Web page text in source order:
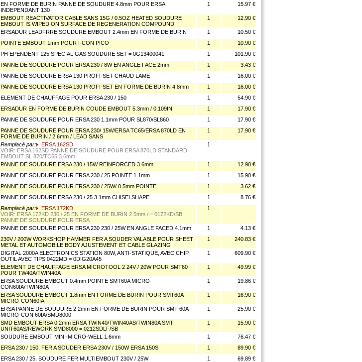
EN FORME DE BURIN PANNE DE SOUDURE 4.8mm POUR ERSA
INDEPENDANT 130
1 15.97 €
EMBOUT REACTIVATOR CABLE SANS 15G / 0.5OZ HEATED SOUDURE
EMBOUT IS WIPED ON SURFACE DE REGENERATION COMPOUND
1 12.90 €
ERSADUR LEADFRRE SOUDURE EMBOUT 2.4mm EN FORME DE BURIN 1
10.50 €
POINTE EMBOUT 1mm POUR I-CON PICO 1
10.90 €
PH EPENDENT 125 SPECIAL GAS SOUDURE SET = 0G13400041 1
101.90 €
PANNE DE SOUDURE POUR ERSA 230 / 8W EN ANGLE FACE 2mm 1
3.43 €
PANNE DE SOUDURE ERSA 130 PROFI-SET CHAUD LAME 1
16.00 €
PANNE DE SOUDURE ERSA 130 PROFI-SET EN FORME DE BURIN 4.8mm 1
16.00 €
ELEMENT DE CHAUFFAGE POUR ERSA 230 / 150 1
54.90 €
ERSADUR EN FORME DE BURIN COUDE EMBOUT 5.3mm / 0.109IN 1
17.90 €
PANNE DE SOUDURE POUR ERSA 230 1.1mm POUR SL870/SL860 1
17.90 €
PANNE DE SOUDURE POUR ERSA 230/ 15W/ERSA TC65/ERSA 870LD EN
FORME DE BURIN / 2.6mm / LEAD SANS
1 17.90 €
Remplacé par:
ERSA 162SD
VOIR: ERSA 162SD PANNE DE SOUDURE POUR ERSA 870LD STANDARD
EMBOUT SL 870/TC65 3.6mm
1
PANNE DE SOUDURE ERSA 230 / 15W REINFORCED 3.6mm 1
12.90 €
PANNE DE SOUDURE POUR ERSA 230 / 25 POINTE 1.1mm 1
15.90 €
PANNE DE SOUDURE POUR ERSA 230 / 25W/ 0.5mm POINTE 1
3.62 €
PANNE DE SOUDURE ERSA 230 / 25 3.1mm CHISELSHAPE 1
8.76 €
Remplacé par:
ERSA 172KD
VOIR: ERSA 172KD 230 / 25 EN FORME DE BURIN 2.5mm / = 0172KD/SB
PANNE DE SOUDURE POUR ERSA
1
PANNE DE SOUDURE POUR ERSA 230 230 / 25W EN ANGLE FACED 4.1mm 1
4.13 €
230V / 200W WORKSHOP HAMMER FER A SOUDER VALABLE POUR SHEET
METAL ET AUTOMOBILE BODY AJUSTEMENT ET CABLE GLAZING
1 240.83 €
DIGITAL 2000A ELECTRONICS STATION 80W, ANTI-STATIQUE, AVEC CHIP
OUTIL AVEC TIPS 0422MD = 0DIG20A45
1 609.90 €
ELEMENT DE CHAUFFAGE ERSA MICROTOOL 2 24V / 20W POUR SMT60
POUR TW40A/TWIN40A
1 49.99 €
ERSA SOUDURE EMBOUT 0.4mm POINTE SMT60A MICRO-
CON60IA/TWIN80A
1 19.86 €
ERSA SOUDURE EMBOUT 1.8mm EN FORME DE BURIN POUR SMT60A
MICRO-CON60IA
1 16.90 €
ERSA PANNE DE SOUDURE 2.2mm EN FORME DE BURIN POUR SMT 60A
MICRO-CON 60IA/SMD8000
1 25.90 €
SMD EMBOUT ERSA 0.2mm ERSA TWIN40/TWIN40AS/TWIN80A SMT
UNIT60AS/REWORK SMD8000 = 0212SDLF/SB
1 15.90 €
SOUDURE EMBOUT MINI-MICRO-WELL 1.6mm 1
76.47 €
ERSA 230 / 150, FER A SOUDER ERSA 230V / 150W ERSA 150S 1
89.90 €
ERSA 230 / 25, SOUDURE FER MULTIEMBOUT 230V / 25W 1
69.89 €